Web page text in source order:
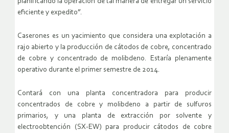
eficiente y expedito”.
Caserones es un yacimiento que considera una explotación a
rajo abierto y la producción de cátodos de cobre, concentrado
de cobre y concentrado de molibdeno. Estaría plenamente
operativo durante el primer semestre de 2014.
Contará con una planta concentradora para producir
concentrados de cobre y molibdeno a partir de sulfuros
primarios, y una planta de extracción por solvente y
electroobtención (SX-EW) para producir cátodos de cobre